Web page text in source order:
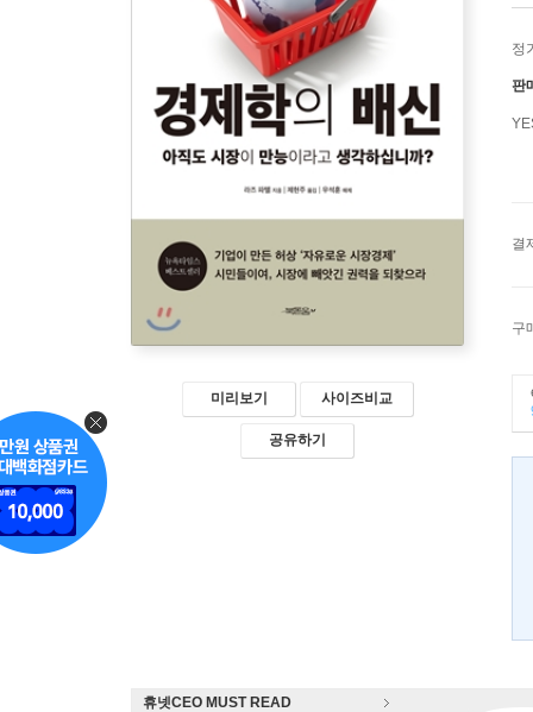
미리보기 사이즈비교
공유하기
정
판
결
구
휴넷CEO MUST READ